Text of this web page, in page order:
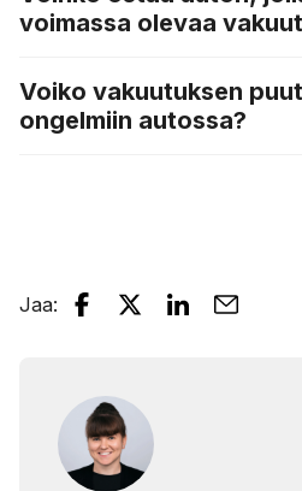
voimassa olevaa
Voiko vakuutuksen
ongelmiin autossa?
Jaa: